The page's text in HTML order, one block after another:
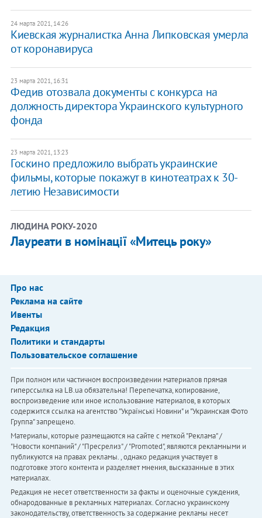
24 марта 2021, 14:26
Киевская журналистка Анна Липковская умерла
от коронавируса
23 марта 2021, 16:31
Федив отозвала документы с конкурса на
должность директора Украинского культурного
фонда
23 марта 2021, 13:23
Госкино предложило выбрать украинские
фильмы, которые покажут в кинотеатрах к 30-
летию Независимости
ЛЮДИНА РОКУ-2020
Лауреати в номінації «Митець року»
Про нас
Реклама на сайте
Ивенты
Редакция
Политики и стандарты
Пользовательское соглашение
При полном или частичном воспроизведении материалов прямая
гиперссылка на LB.ua обязательна! Перепечатка, копирование,
воспроизведение или иное использование материалов, в которых
содержится ссылка на агентство "Українськi Новини" и "Украинская Фото
Группа" запрещено.
Материалы, которые размещаются на сайте с меткой "Реклама" /
"Новости компаний" / "Пресрелиз" / "Promoted", являются рекламными и
публикуются на правах рекламы. , однако редакция участвует в
подготовке этого контента и разделяет мнения, высказанные в этих
материалах.
Редакция не несет ответственности за факты и оценочные суждения,
обнародованные в рекламных материалах. Согласно украинскому
законодательству, ответственность за содержание рекламы несет